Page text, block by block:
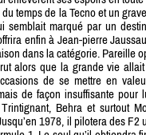
temps de la Tecno et un
semblait marqué par un
enfin à Jean-pierre
dans la catégorie. Pareille
alors que la grande vie
de se mettre en
de façon insuffisante
Behra et surtout
1978, il pilotera des